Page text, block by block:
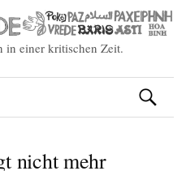
in einer kritischen Zeit.
Suchen
nach:
nicht mehr